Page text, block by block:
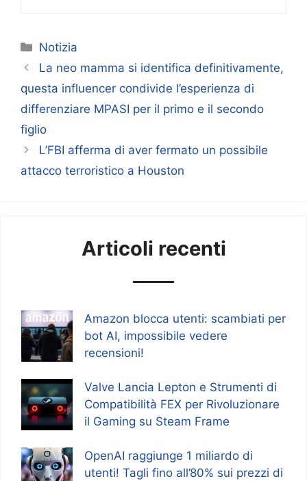
Categorie
Notizia
La neo mamma si identifica definitivamente,
questa influencer condivide l’esperienza di
differenziare MPASI per il primo e il secondo
figlio
L’FBI afferma di aver fermato un possibile
attacco terroristico a Houston
Articoli recenti
Amazon blocca utenti: scambiati per
bot AI, impossibile vedere
recensioni!
Valve Lancia Lepton e Strumenti di
Compatibilità FEX per Rivoluzionare
il Gaming su Steam Frame
OpenAI raggiunge 1 miliardo di
utenti! Tagli fino all’80% sui prezzi di